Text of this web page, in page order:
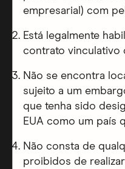
empresarial) com
Está legalmente
contrato vinculativo
Não se encontra
sujeito a um
que tenha sido
EUA como um país
Não consta de
proibidos de